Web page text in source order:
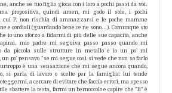
anche se tuo figlio gioca con i loro a pochi passi da voi.
propositiva, quindi amen, mi godo il sole, i pochi
cui P. non rischia di ammazzarsi e le poche mamme
e cordiali (guardando bene ce ne sono...). Comunque sto
io uno sforzo a fidarmi di più delle sue capacità, anche
mio padre mi seguiva passo passo quando mi
da piccola sulle strutture in metallo e io un po' mi
un po' pensavo "se mi segue così si vede che non so farlo
è una sensazione che mi segue ancora quando,
si parla di lavoro o scelte per la famiglia: lui tende
a cercare di evitare che faccia errori, ma spesso
sbattere la testa, farmi un bernoccolo e capire che "lì" è